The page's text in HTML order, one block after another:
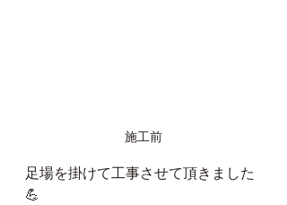
施工前
足場を掛けて工事させて頂きました
💪